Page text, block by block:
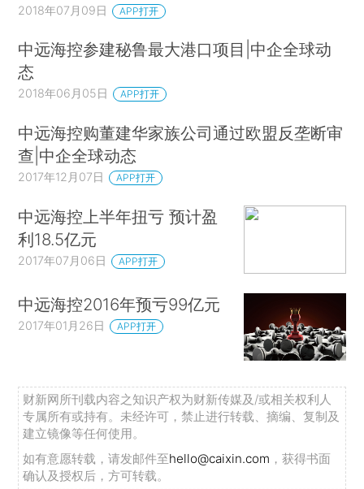
2018年07月09日 APP打开
中远海控参建秘鲁最大港口项目|中企全球动
态
2018年06月05日 APP打开
中远海控购董建华家族公司通过欧盟反垄断审
查|中企全球动态
2017年12月07日 APP打开
中远海控上半年扭亏 预计盈
利18.5亿元
2017年07月06日 APP打开
中远海控2016年预亏99亿元
2017年01月26日 APP打开
财新网所刊载内容之知识产权为财新传媒及/或相关权利人
专属所有或持有。未经许可，禁止进行转载、摘编、复制及
建立镜像等任何使用。
如有意愿转载，请发邮件至hello@caixin.com ，获得书面
确认及授权后，方可转载。